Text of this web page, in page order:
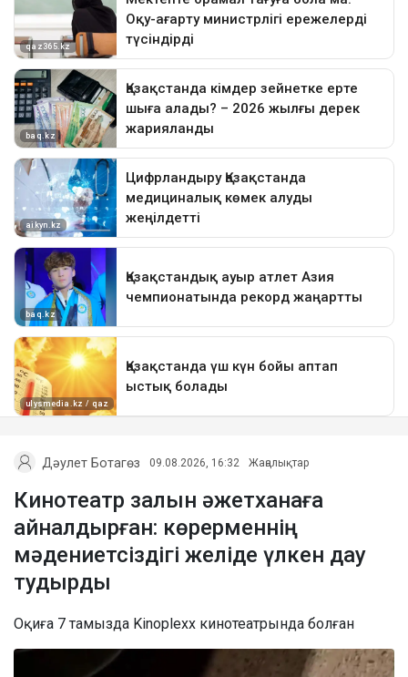
Дәулет Ботагөз 09.08.2026, 16:32 Жаңалықтар
Кинотеатр залын әжетханаға
айналдырған: көрерменнің
мәдениетсіздігі желіде үлкен дау
тудырды
Оқиға 7 тамызда Kinoplexx кинотеатрында болған